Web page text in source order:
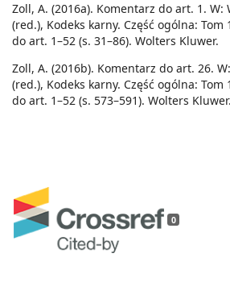
0
Zoll, A. (2016a). Komentarz do art. 1. W:
(red.), Kodeks karny. Część ogólna: Tom
do art. 1–52 (s. 31–86). Wolters Kluwer.
Zoll, A. (2016b). Komentarz do art. 26.
(red.), Kodeks karny. Część ogólna: Tom
do art. 1–52 (s. 573–591). Wolters Kluwer.